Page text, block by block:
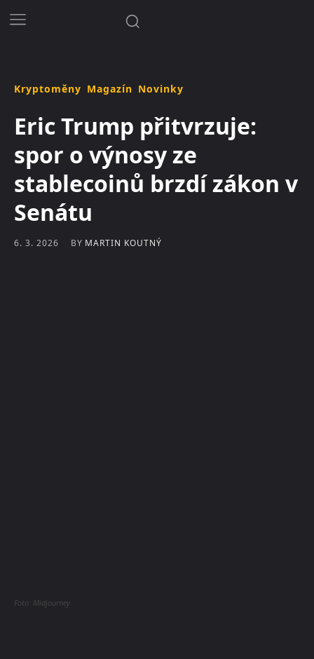
Kryptoměny Magazín Novinky
Eric Trump přitvrzuje:
spor o výnosy ze
stablecoinů brzdí zákon v
Senátu
6. 3. 2026 BY MARTIN KOUTNÝ
Foto: Midjourney